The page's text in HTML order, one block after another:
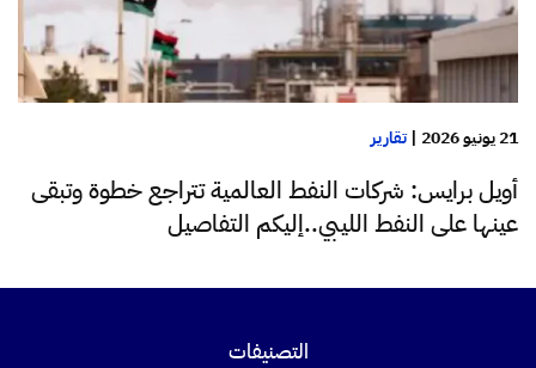
21 يونيو 2026 |تقارير
أويل برايس: شركات النفط العالمية تتراجع خطوة وتبقى
عينها على النفط الليبي..إليكم التفاصيل
التصنيفات